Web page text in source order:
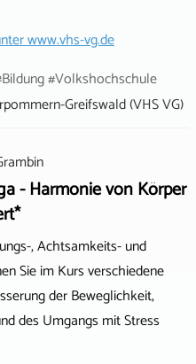
www.vhs-vg.de
#Volkshochschule
Greifswald (VHS VG)
- Harmonie von Körper
, Achtsamkeits- und
Sie im Kurs verschiedene
der Beweglichkeit,
des Umgangs mit Stress